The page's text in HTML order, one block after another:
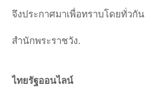
จึงประกาศมาเพื่อทราบโดยทั่วกัน
สำนักพระราชวัง.
ไทยรัฐออนไลน์